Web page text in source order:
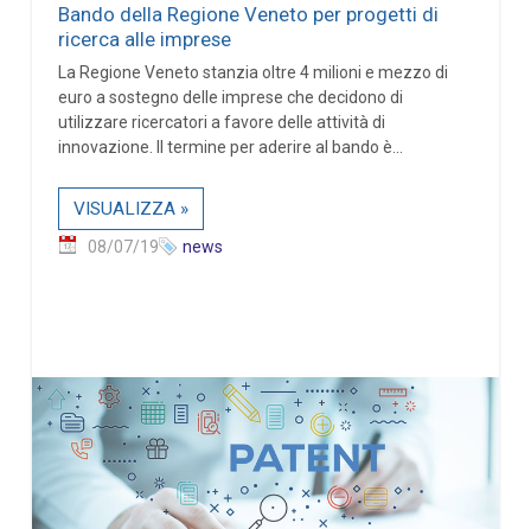
Bando della Regione Veneto per progetti di
ricerca alle imprese
La Regione Veneto stanzia oltre 4 milioni e mezzo di
euro a sostegno delle imprese che decidono di
utilizzare ricercatori a favore delle attività di
innovazione. Il termine per aderire al bando è...
VISUALIZZA »
08/07/19 news